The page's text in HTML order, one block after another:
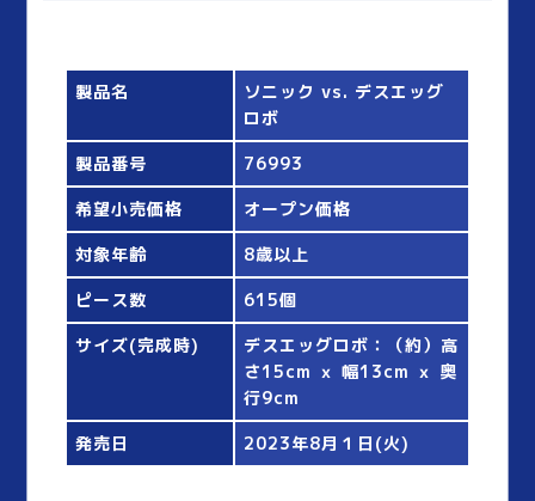
製品名
ソニック vs. デスエッグ
ロボ
製品番号
76993
希望小売価格
オープン価格
対象年齢
8歳以上
ピース数
615個
サイズ(完成時)
デスエッグロボ：（約）高
さ15cm ｘ 幅13cm ｘ 奥
行9cm
発売日
2023年8月１日(火)